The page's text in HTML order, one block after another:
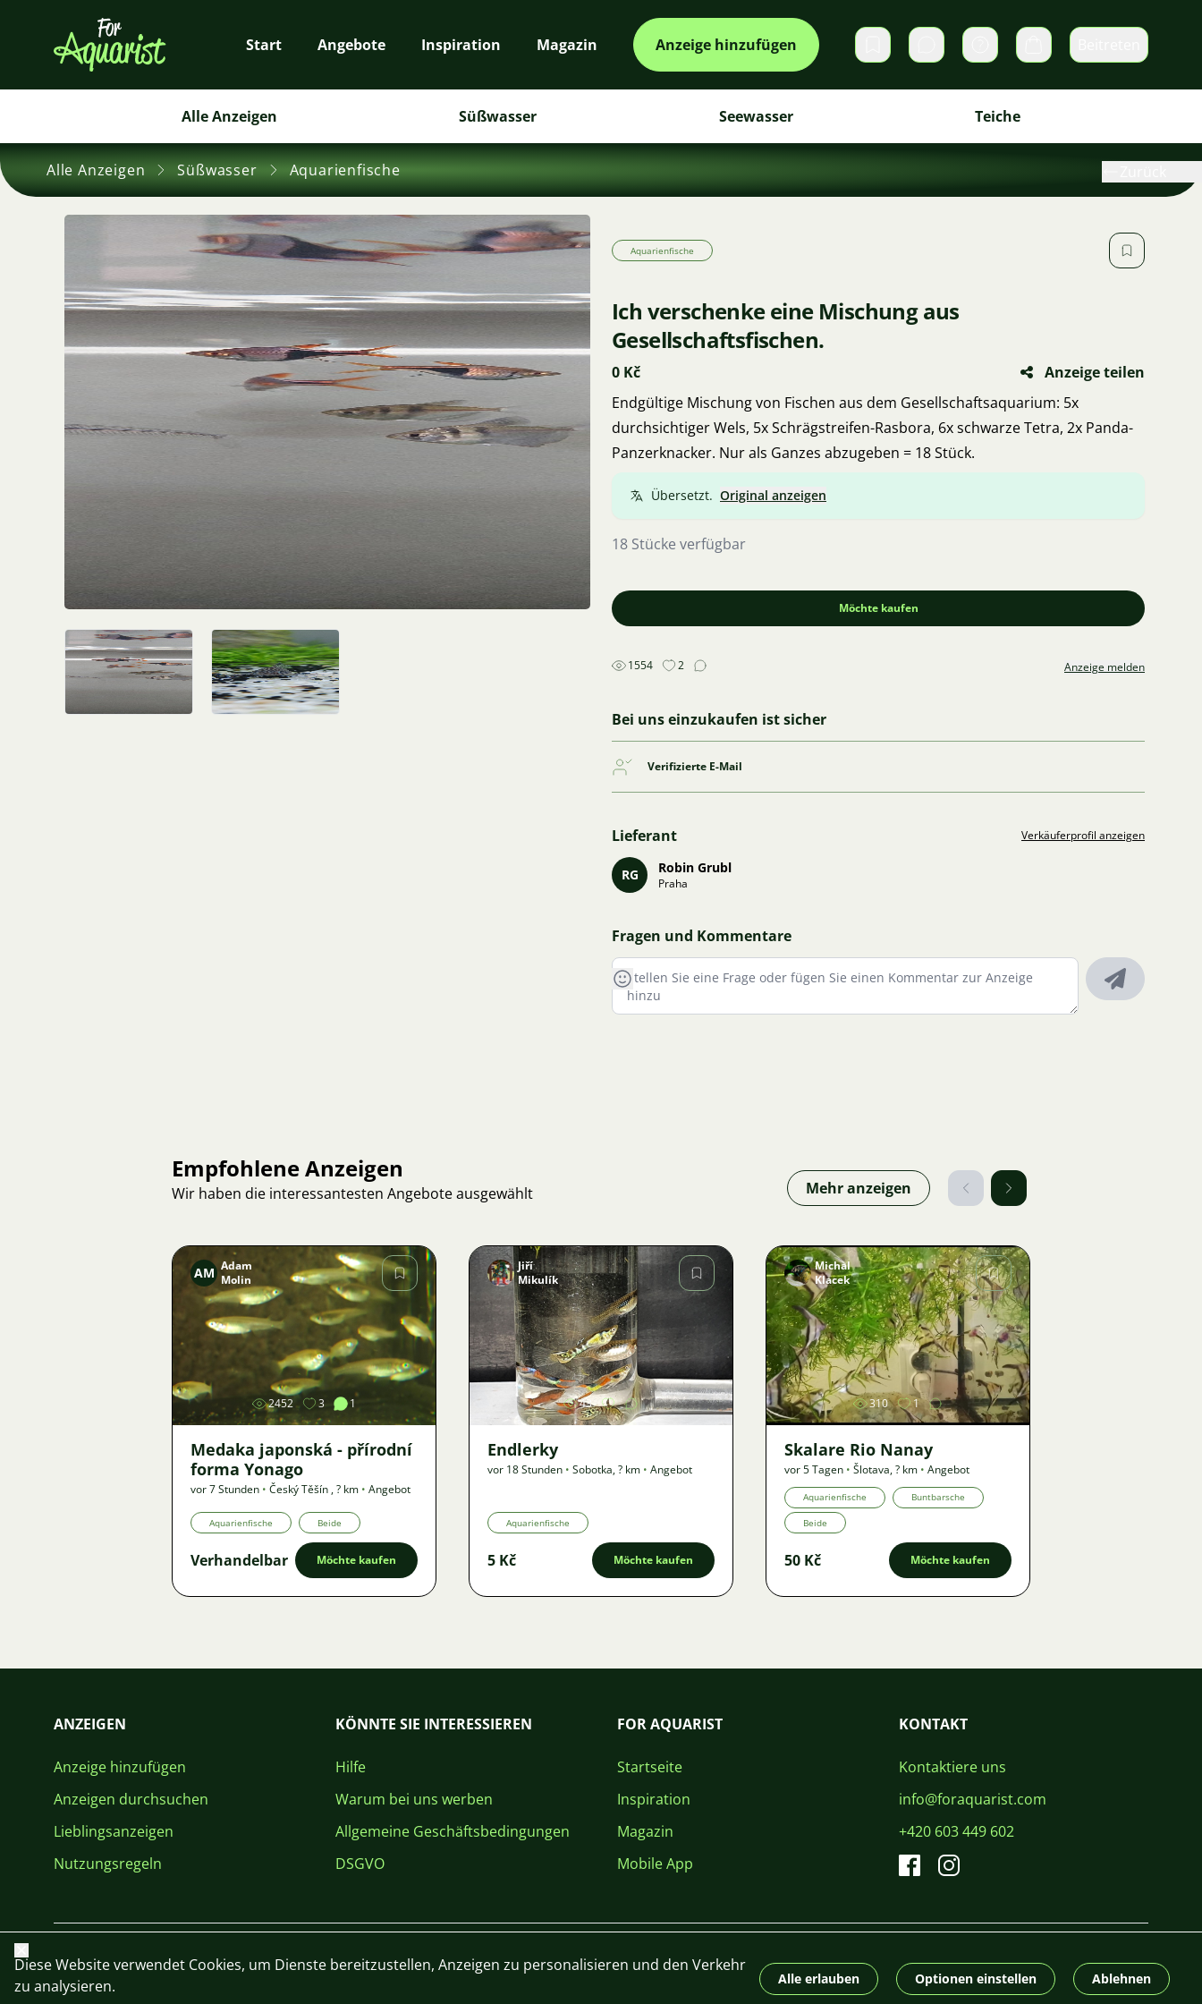
Start Angebote Inspiration Magazin Anzeige hinzufügen DirektnachrichtenWarenkorb
Alle Anzeigen Süßwasser Seewasser Teiche
Alle Anzeigen Süßwasser Aquarienfische
Aquarienfische
Ich verschenke eine Mischung aus
Gesellschaftsfischen.
0 Kč
Anzeige teilen
Endgültige Mischung von Fischen aus dem Gesellschaftsaquarium: 5x
durchsichtiger Wels, 5x Schrägstreifen-Rasbora, 6x schwarze Tetra, 2x Panda-
Panzerknacker. Nur als Ganzes abzugeben = 18 Stück.
Übersetzt. Original anzeigen
18 Stücke verfügbar
Möchte kaufen
1554 2 Anzeige melden
Bei uns einzukaufen ist sicher
Verifizierte E-Mail
Lieferant Verkäuferprofil anzeigen
RG Robin Grubl
Praha
Fragen und Kommentare
Empfohlene Anzeigen
Wir haben die interessantesten Angebote ausgewählt Mehr anzeigen
Bild
AM Adam
Molin
2452 3 1
Medaka japonská - přírodní
forma Yonago
vor 7 Stunden • Český Těšín ,? km • Angebot
Aquarienfische Beide
Verhandelbar Möchte kaufen
Bild
Jiří
Mikulík
43
Endlerky
vor 18 Stunden • Sobotka,? km • Angebot
Aquarienfische
5 Kč Möchte kaufen
Bild
Michal
Klacek
310 1
Skalare Rio Nanay
vor 5 Tagen • Šlotava,? km • Angebot
Aquarienfische Buntbarsche
Beide
50 Kč Möchte kaufen
ANZEIGEN
Anzeige hinzufügen
Anzeigen durchsuchen
Lieblingsanzeigen
Nutzungsregeln
KÖNNTE SIE INTERESSIEREN
Hilfe
Warum bei uns werben
Allgemeine Geschäftsbedingungen
DSGVO
FOR AQUARIST
Startseite
Inspiration
Magazin
Mobile App
KONTAKT
Kontaktiere uns
info@foraquarist.com
+420 603 449 602
CS EN PL DE © 2026 For Aquarist
Schließen
Diese Website verwendet Cookies, um Dienste bereitzustellen, Anzeigen zu personalisieren und den Verkehr
zu analysieren.
Alle erlauben Optionen einstellen Ablehnen